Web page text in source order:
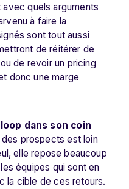
quels arguments
à faire la
sont tout aussi
de réitérer de
de revoir un pricing
donc une marge
dans son coin
prospects est loin
elle repose beaucoup
équipes qui sont en
la cible de ces retours.